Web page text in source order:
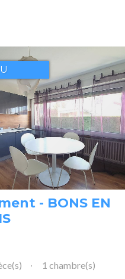
- BONS EN
1 chambre(s)